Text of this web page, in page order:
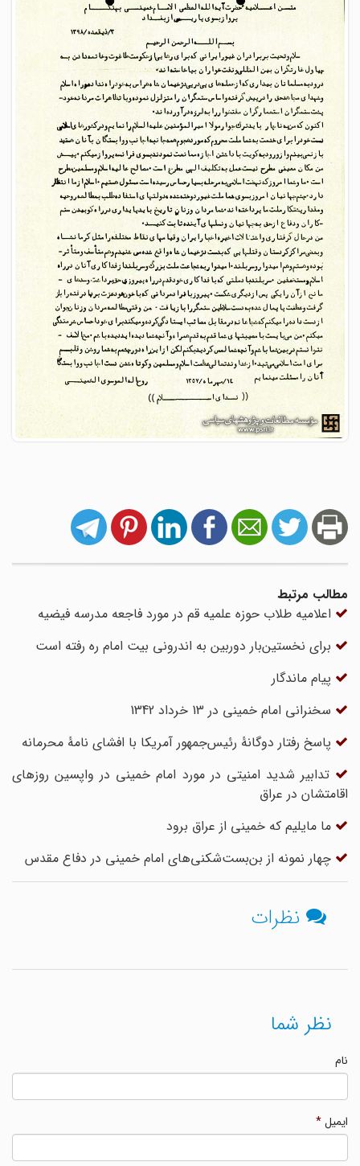
مطالب مرتبط
اعلامیه طلاب حوزه علمیه قم در مورد فاجعه مدرسه فیضیه
برای نخستین‌بار دوربین به اندرونی بیت امام ره رفته است
پیام ماندگار
سخنرانی امام خمینی در 13 خرداد 1342
پاسخ رفتار دوگانۀ رئیس‌جمهور آمریکا با افشای نامۀ محرمانه
تدابیر شدید امنیتی در مورد امام خمینی در واپسین روزهای
اقامتشان در عراق
ما مایلیم که خمینی از عراق برود
چهار نمونه از بن‌بست‌شکنی‌های امام خمینی در دفاع مقدس
نظرات
نظر شما
ایمیل*